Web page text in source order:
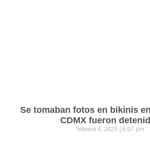
Se tomaban fotos en bikinis
CDMX fueron
febrero 4, 2025 6:07 pm